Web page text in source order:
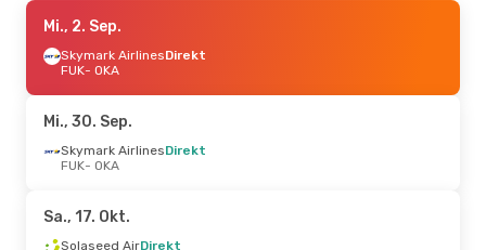
Mi., 2. Sep.
Skymark AirlinesDirekt
FUK- OKA
Mi., 30. Sep.
Skymark AirlinesDirekt
FUK- OKA
Sa., 17. Okt.
Solaseed AirDirekt